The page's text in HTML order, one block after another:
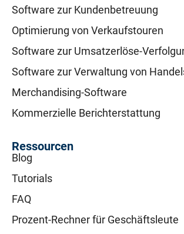
Software zur Kundenbetreuung
Optimierung von Verkaufstouren
Software zur Umsatzerlöse-
Software zur Verwaltung von
Merchandising-Software
Kommerzielle Berichterstattung
Ressourcen
Blog
Tutorials
FAQ
Prozent-Rechner für Geschäftsleute